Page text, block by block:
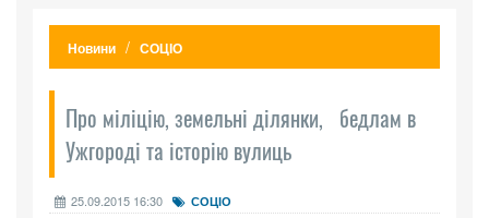
Новини СОЦІО
Про міліцію, земельні ділянки, бедлам в
Ужгороді та історію вулиць
25.09.2015 16:30 СОЦІО